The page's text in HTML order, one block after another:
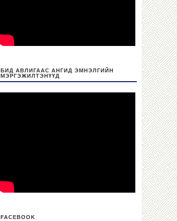
БИД АВЛИГААС АНГИД ЭМНЭЛГИЙН
МЭРГЭЖИЛТЭНҮҮД
FACEBOOK